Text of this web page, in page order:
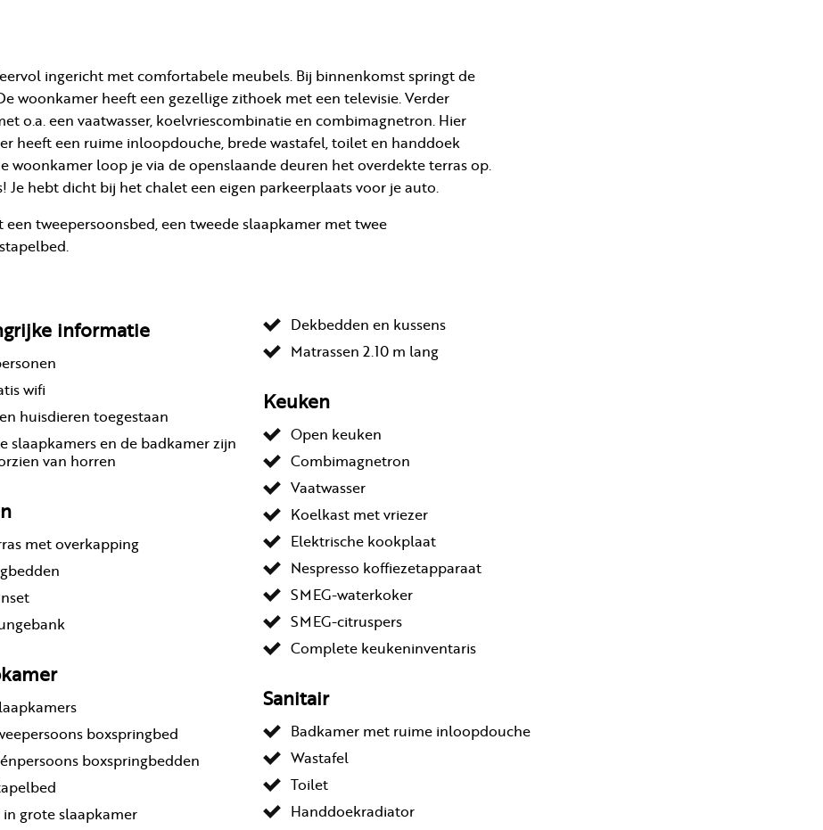
ingericht met comfortabele meubels. Bij binnenkomst springt de
woonkamer heeft een gezellige zithoek met een televisie. Verder
o.a. een vaatwasser, koelvriescombinatie en combimagnetron. Hier
heeft een ruime inloopdouche, brede wastafel, toilet en handdoek
woonkamer loop je via de openslaande deuren het overdekte terras op.
hebt dicht bij het chalet een eigen parkeerplaats voor je auto.
tweepersoonsbed, een tweede slaapkamer met twee
informatie
wifi
huisdieren toegestaan
slaapkamers en de badkamer zijn
van horren
met overkapping
boxspringbed
boxspringbedden
in grote slaapkamer
Dekbedden en kussens
Matrassen 2.10 m lang
Keuken
Open keuken
Combimagnetron
Vaatwasser
Koelkast met vriezer
Elektrische kookplaat
Nespresso koffiezetapparaat
SMEG-waterkoker
SMEG-citruspers
Complete keukeninventaris
Sanitair
Badkamer met ruime inloopdouche
Wastafel
Toilet
Handdoekradiator